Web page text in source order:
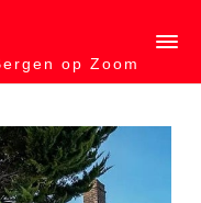
op Zoom